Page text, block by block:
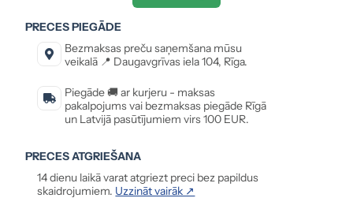
PRECES PIEGĀDE
Bezmaksas preču saņemšana mūsu
veikalā 📍 Daugavgrīvas iela 104, Rīga.
Piegāde 🚚 ar kurjeru - maksas
pakalpojums vai bezmaksas piegāde Rīgā
un Latvijā pasūtījumiem virs 100 EUR.
PRECES ATGRIEŠANA
14 dienu laikā varat atgriezt preci bez papildus
skaidrojumiem. Uzzināt vairāk ↗